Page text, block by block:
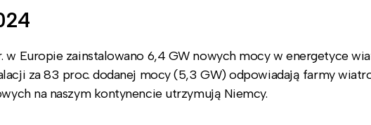
w Europie zainstalowano 6,4 GW nowych mocy w energetyce
za 83 proc. dodanej mocy (5,3 GW) odpowiadają farmy
na naszym kontynencie utrzymują Niemcy.